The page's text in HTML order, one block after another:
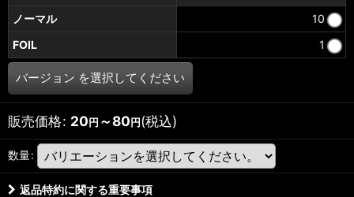
ノーマル
10
FOIL
1
バージョン を選択してください
販売価格: 20円 ～80円(税込)
数量:
返品特約に関する重要事項